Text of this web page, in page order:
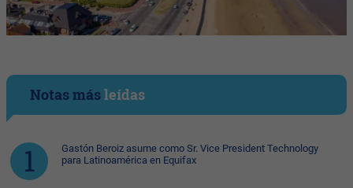
Notas másleídas
Gastón Beroiz asume como Sr. Vice President Technology
para Latinoamérica en Equifax